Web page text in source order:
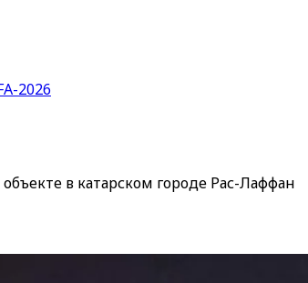
2026
в катарском городе Рас-Лаффан